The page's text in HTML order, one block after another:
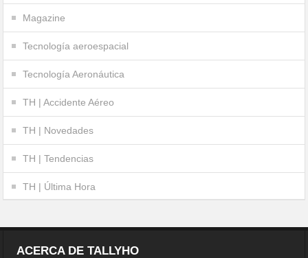
Magazine
Tecnología aeroespacial
Tecnología Aeronáutica
TH | Accidente Aéreo
TH | Novedades
TH | Tendencias
TH | Última Hora
ACERCA DE TALLYHO